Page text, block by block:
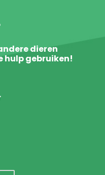
dieren
hulp gebruiken!